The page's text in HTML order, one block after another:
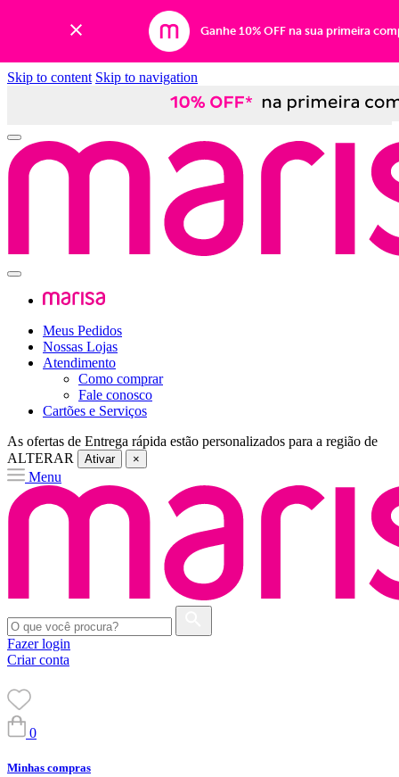
Ganhe 10% OFF na sua primeira
Skip to content Skip to navigation
Meus Pedidos
Nossas Lojas
Atendimento
Como comprar
Fale conosco
Cartões e Serviços
As ofertas de Entrega rápida estão personalizados para a região de
ALTERAR
Ativar ×
Menu
Fazer login
Criar conta
0
Minhas compras